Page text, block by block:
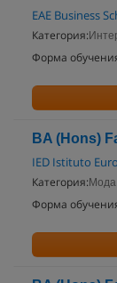
EAE Business
Категория:
Форма
BA (Hons)
IED Istituto
Категория: Мода
Форма